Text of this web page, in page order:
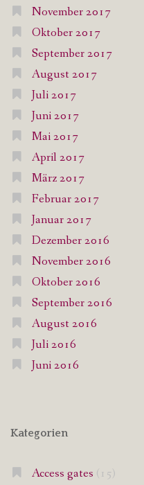
November 2017
Oktober 2017
September 2017
August 2017
Juli 2017
Juni 2017
Mai 2017
April 2017
März 2017
Februar 2017
Januar 2017
Dezember 2016
November 2016
Oktober 2016
September 2016
August 2016
Juli 2016
Juni 2016
Kategorien
Access gates (15)